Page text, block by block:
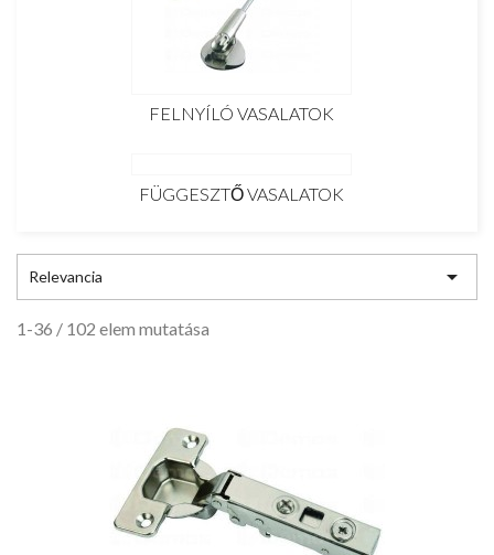
FELNYÍLÓ VASALATOK
FÜGGESZTŐ VASALATOK
Relevancia 
1-36 / 102 elem mutatása